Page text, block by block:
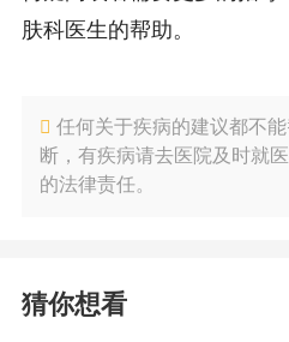
肤科医生的帮助。
任何关于疾病的建议都不
断，有疾病请去医院及时就
的法律责任。
猜你想看